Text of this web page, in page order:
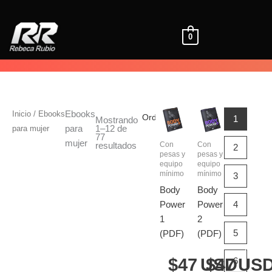
contenido
0
Inicio / Ebooks
para mujer
Ebooks
para
mujer
Mostrando
1–12 de
77
resultados
Con
pesas y
equipo
mínimo
Body
Power
1
(PDF)
47 USD
Con
pesas y
equipo
mínimo
Body
Power
2
(PDF)
47
1
2
3
4
5
6